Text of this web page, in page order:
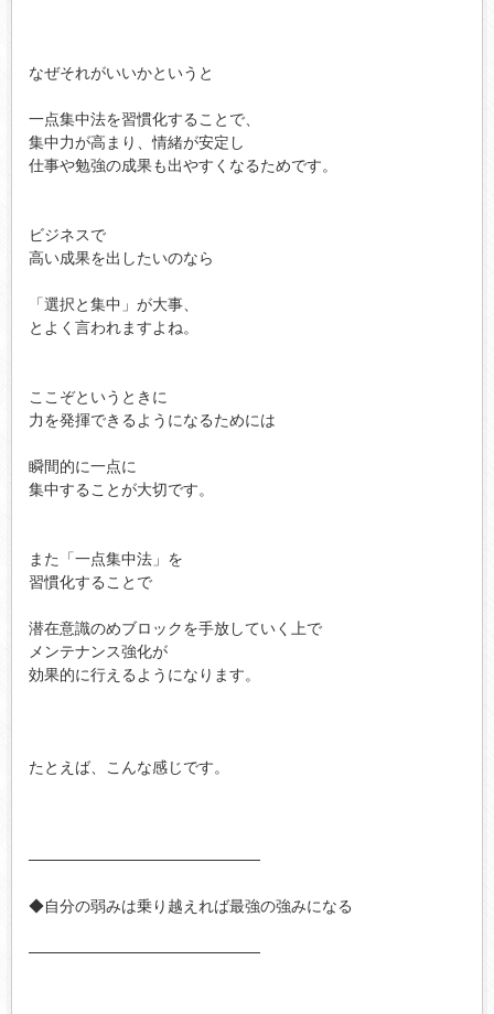
なぜそれがいいかというと
一点集中法を習慣化することで、
集中力が高まり、情緒が安定し
仕事や勉強の成果も出やすくなるためです。
ビジネスで
高い成果を出したいのなら
「選択と集中」が大事、
とよく言われますよね。
ここぞというときに
力を発揮できるようになるためには
瞬間的に一点に
集中することが大切です。
また「一点集中法」を
習慣化することで
潜在意識のめブロックを手放していく上で
メンテナンス強化が
効果的に行えるようになります。
たとえば、こんな感じです。
─────────────────────
◆自分の弱みは乗り越えれば最強の強みになる
─────────────────────